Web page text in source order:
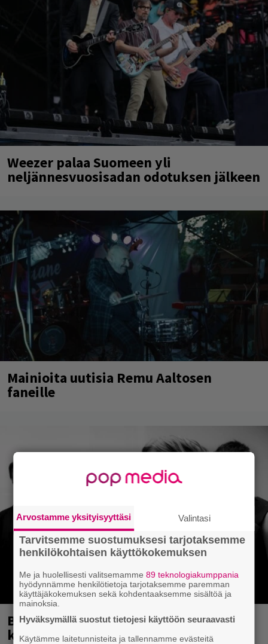
Weezer palaa Suomeen yli
neljännesvuosisadan odotuksen jälkeen
Mainioita uutisia Remu Aaltosen
faneille
Blind Channel palasi tauolta – tältä
kuulostaa uusi musiikki
Arvostamme yksityisyyttäsi Valintasi
Tarvitsemme suostumuksesi tarjotaksemme
henkilökohtaisen käyttökokemuksen
Me ja huolellisesti valitsemamme89 teknologiakumppania
hyödynnämme henkilötietoja tarjotaksemme paremman
käyttäjäkokemuksen sekä kohdentaaksemme sisältöä ja
mainoksia.
Hyväksymällä suostut tietojesi käyttöön seuraavasti
Käytämme laitetunnisteita ja tallennamme evästeitä